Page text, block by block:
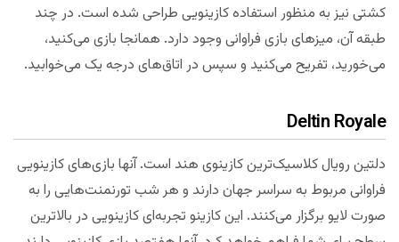
کشتی نیز به منظور استفاده کازینویی طراحی شده است. در چند
طبقه آن، میزهای بازی فراوانی وجود دارد. همانجا بازی می‌کنید،
می‌خورید، تفریح می‌کنید و سپس در اتاق‌های درجه یک می‌خوابید.
Deltin Royale
دلتین رویال کلاسیک‌ترین کازینوی هند است. آنها بازی‌های کازینویی
فراوانی مربوط به سراسر جهان دارند و هر شب تورنمنت‌هایی را به
صورت لایو برگزار می‌کنند. این کازینو تجربه‌ای کازینویی در بالاترین